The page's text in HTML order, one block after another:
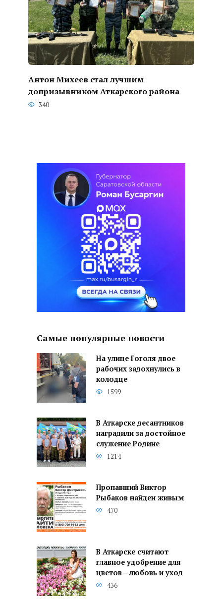
Антон Михеев стал лучшим
допризывником Аткарского района
340
Самые популярные новости
На улице Гоголя двое
рабочих задохнулись в
колодце
1599
В Аткарске десантников
наградили за достойное
служение Родине
1214
Пропавший Виктор
Рыбаков найден живым
470
В Аткарске считают
главное удобрение для
цветов – любовь и уход
436